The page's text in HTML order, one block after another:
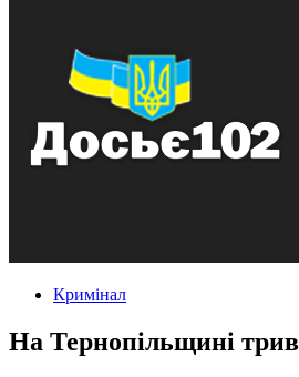
Кримінал
На Тернопільщині